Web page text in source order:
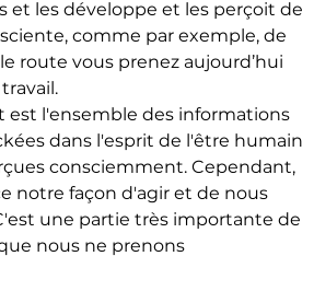
et les développe et les perçoit de
comme par exemple, de
route vous prenez aujourd’hui
est l'ensemble des informations
dans l'esprit de l'être humain
consciemment. Cependant,
notre façon d'agir et de nous
une partie très importante de
nous ne prenons